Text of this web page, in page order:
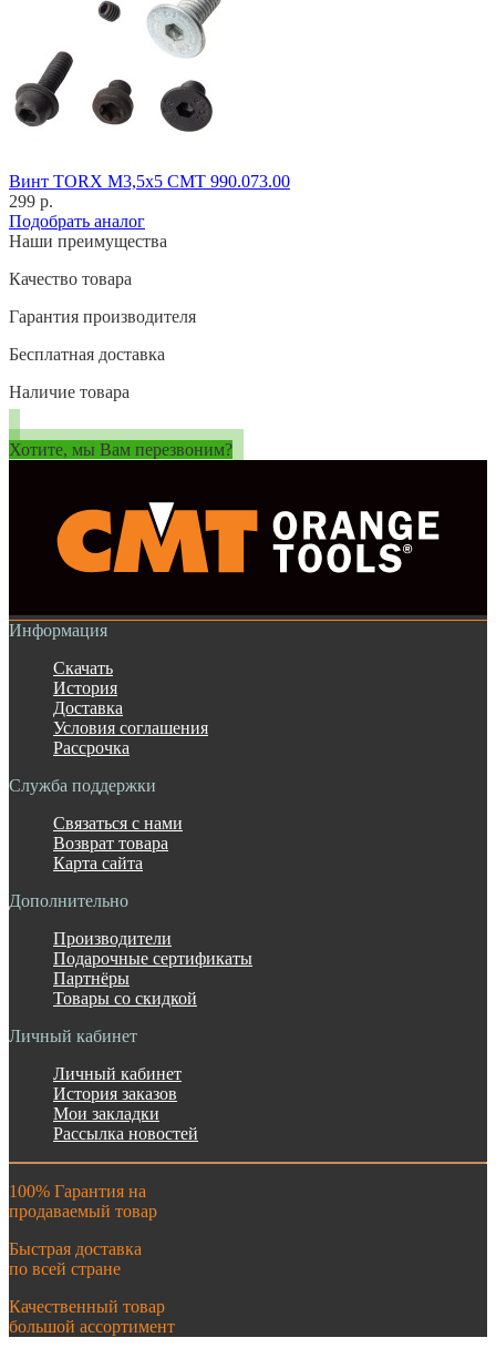
Винт TORX M3,5x5 CMT 990.073.00
299 р.
Подобрать аналог
Наши преимущества
Качество товара
Гарантия производителя
Бесплатная доставка
Наличие товара
Хотите, мы Вам перезвоним?
Информация
Скачать
История
Доставка
Условия соглашения
Рассрочка
Служба поддержки
Связаться с нами
Возврат товара
Карта сайта
Дополнительно
Производители
Подарочные сертификаты
Партнёры
Товары со скидкой
Личный кабинет
Личный кабинет
История заказов
Мои закладки
Рассылка новостей
100% Гарантия на
продаваемый товар
Быстрая доставка
по всей стране
Качественный товар
большой ассортимент